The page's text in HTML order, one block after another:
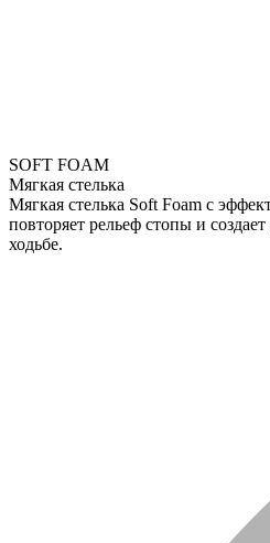
SOFT FOAM
Мягкая стелька
Мягкая стелька Soft Foam с
повторяет рельеф стопы и
ходьбе.